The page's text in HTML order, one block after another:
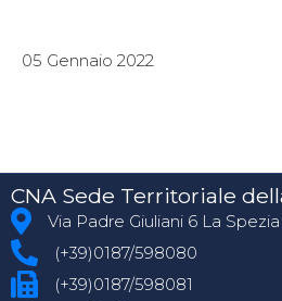
05 Gennaio 2022
CNA Sede Territoriale
Via Padre Giuliani 6 La Spezia
(+39)0187/598080
(+39)0187/598081